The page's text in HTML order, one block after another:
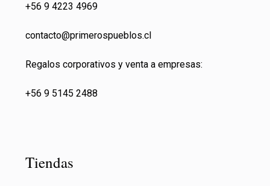
+56 9 4223 4969
contacto@primerospueblos.cl
Regalos corporativos y venta a empresas:
+56 9 5145 2488
Tiendas